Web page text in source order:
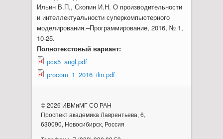
Ильин В.П., Скопин И.Н. О производительности
и интеллектуальности суперкомпьютерного
моделирования.–Программирование, 2016, № 1,
10-25.
Полнотекстовый вариант:
pcs5_angl.pdf
procom_1_2016_ilin.pdf
© 2026 ИВМиМГ СО РАН
Проспект академика Лаврентьева, 6,
630090, Новосибирск, Россия